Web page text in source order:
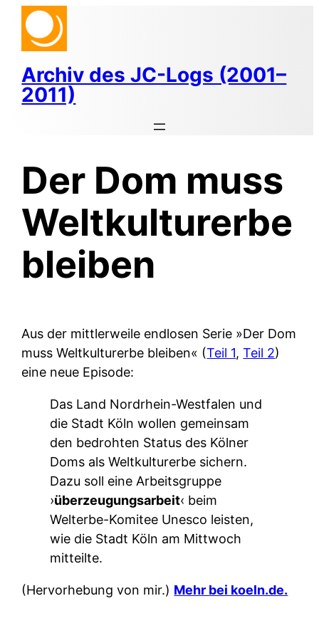
Zum
Inhalt
springen
Archiv des JC-Logs (2001–
2011)
Der Dom muss
Weltkulturerbe
bleiben
Aus der mittlerweile endlosen Serie »Der Dom
muss Weltkulturerbe bleiben« (Teil 1,Teil 2)
eine neue Episode:
Das Land Nordrhein-Westfalen und
die Stadt Köln wollen gemeinsam
den bedrohten Status des Kölner
Doms als Weltkulturerbe sichern.
Dazu soll eine Arbeitsgruppe
›überzeugungsarbeit‹ beim
Welterbe-Komitee Unesco leisten,
wie die Stadt Köln am Mittwoch
mitteilte.
(Hervorhebung von mir.) Mehr bei koeln.de.